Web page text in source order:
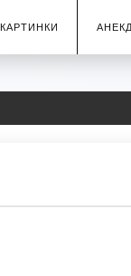
КАРТИНКИ